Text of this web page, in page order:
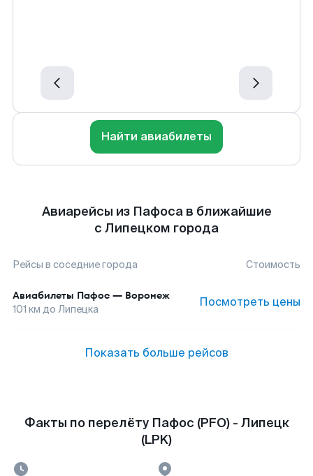
Найти авиабилеты
Авиарейсы из Пафоса в ближайшие
с Липецком города
Рейсы в соседние города Стоимость
Авиабилеты Пафос — Воронеж
101 км до Липецка Посмотреть цены
Показать больше рейсов
Факты по перелёту Пафос (PFO) - Липецк
(LPK)